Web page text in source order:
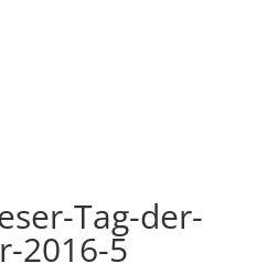
Tag-der-
2016-5